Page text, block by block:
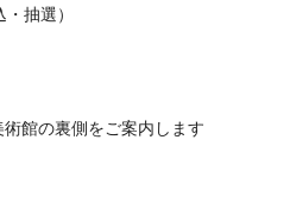
抽選）
の裏側をご案内します